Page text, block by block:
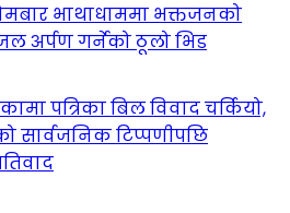
भाथाधाममा भक्तजनको
अर्पण गर्नेको ठूलो भिड
पत्रिका बिल विवाद चर्कियो,
सार्वजनिक टिप्पणीपछि